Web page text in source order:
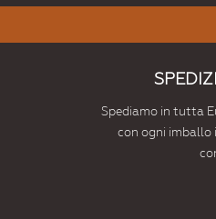
Spediamo in tutta
con ogni imballo